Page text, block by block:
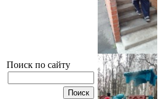
Поиск по сайту